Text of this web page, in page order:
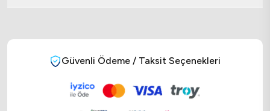
Güvenli Ödeme / Taksit Seçenekleri